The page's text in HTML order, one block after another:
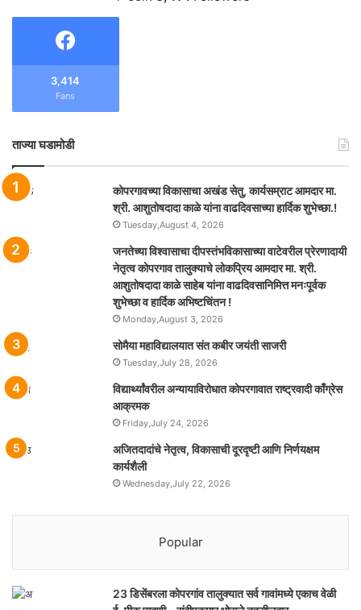
3,414
Fans
ताज्या घडामोडी
कोपरगावच्या विकासाचा अखंड सेतु, कार्यसम्राट आमदार मा.
श्री. आशुतोषदादा काळे यांना वाढदिवसाच्या हार्दिक शुभेच्छा.!
Tuesday,August 4, 2026
जनतेच्या विश्वासाचा दीपस्तंभविकासाच्या वाटेवरील प्रेरणादायी
नेतृत्व कोपरगाव तालुक्याचे लोकप्रिय आमदार मा. श्री.
आशुतोषदादा काळे साहेब यांना वाढदिवसानिमित्त मनःपूर्वक
शुभेच्छा व हार्दिक अभिष्टचिंतन !
Monday,August 3, 2026
सोमैया महाविद्यालयात संत कबीर जयंती साजरी
Tuesday,July 28, 2026
विद्यार्थ्यांवरील अन्यायाविरोधात कोपरगावात राष्ट्रवादी काँग्रेस
आक्रमक
Friday,July 24, 2026
अजितदादांचे नेतृत्व, विकासाची दूरदृष्टी आणि निर्णयक्षम
कार्यशैली
Wednesday,July 22, 2026
Popular
23 डिसेंबरला कोपरगांव तालुक्‍यात सर्व गावांमध्ये एकाच वेळी